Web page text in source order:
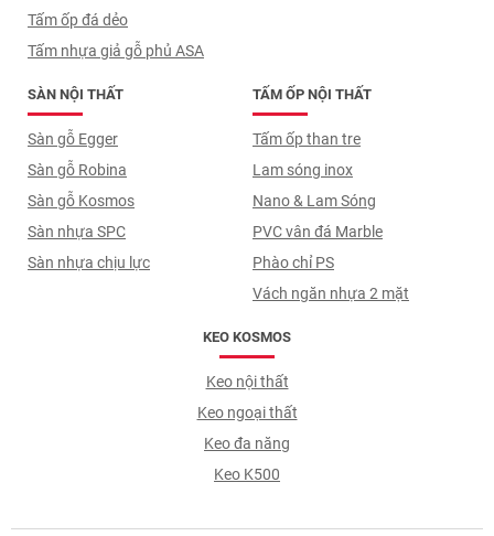
Tấm ốp đá dẻo
Tấm nhựa giả gỗ phủ ASA
TẤM ỐP NỘI THẤT
Tấm ốp than tre
Lam sóng inox
Nano & Lam Sóng
PVC vân đá Marble
Phào chỉ PS
Vách ngăn nhựa 2 mặt
SÀN NỘI THẤT
Sàn gỗ Egger
Sàn gỗ Robina
Sàn gỗ Kosmos
Sàn nhựa SPC
Sàn nhựa chịu lực
KEO KOSMOS
Keo nội thất
Keo ngoại thất
Keo đa năng
Keo K500